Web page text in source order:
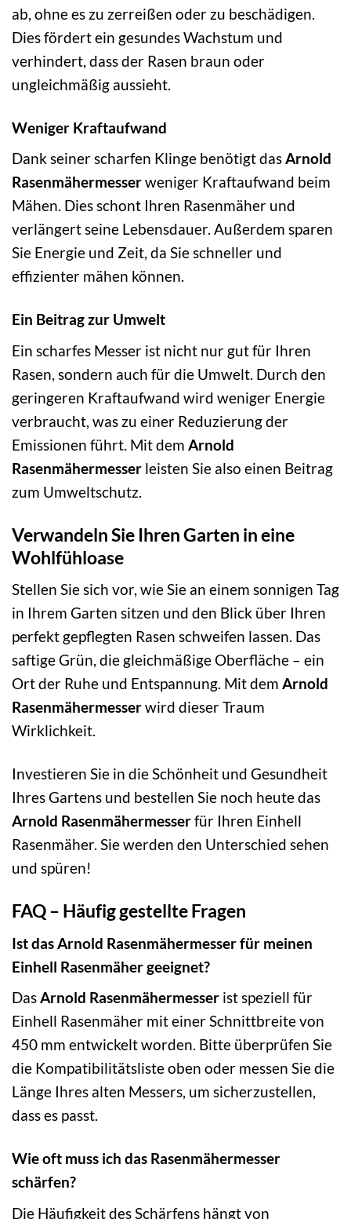
ab, ohne es zu zerreißen oder zu beschädigen.
Dies fördert ein gesundes Wachstum und
verhindert, dass der Rasen braun oder
ungleichmäßig aussieht.
Weniger Kraftaufwand
Dank seiner scharfen Klinge benötigt dasArnold
Rasenmähermesserweniger Kraftaufwand beim
Mähen. Dies schont Ihren Rasenmäher und
verlängert seine Lebensdauer. Außerdem sparen
Sie Energie und Zeit, da Sie schneller und
effizienter mähen können.
Ein Beitrag zur Umwelt
Ein scharfes Messer ist nicht nur gut für Ihren
Rasen, sondern auch für die Umwelt. Durch den
geringeren Kraftaufwand wird weniger Energie
verbraucht, was zu einer Reduzierung der
Emissionen führt. Mit dem Arnold
Rasenmähermesser leisten Sie also einen Beitrag
zum Umweltschutz.
Verwandeln Sie Ihren Garten in eine
Wohlfühloase
Stellen Sie sich vor, wie Sie an einem sonnigen Tag
in Ihrem Garten sitzen und den Blick über Ihren
perfekt gepflegten Rasen schweifen lassen. Das
saftige Grün, die gleichmäßige Oberfläche – ein
Ort der Ruhe und Entspannung. Mit dem Arnold
Rasenmähermesserwird dieser Traum
Wirklichkeit.
Investieren Sie in die Schönheit und Gesundheit
Ihres Gartens und bestellen Sie noch heute das
Arnold Rasenmähermesserfür Ihren Einhell
Rasenmäher. Sie werden den Unterschied sehen
und spüren!
FAQ – Häufig gestellte Fragen
Ist das Arnold Rasenmähermesser für meinen
Einhell Rasenmäher geeignet?
DasArnold Rasenmähermesser ist speziell für
Einhell Rasenmäher mit einer Schnittbreite von
450 mm entwickelt worden. Bitte überprüfen Sie
die Kompatibilitätsliste oben oder messen Sie die
Länge Ihres alten Messers, um sicherzustellen,
dass es passt.
Wie oft muss ich das Rasenmähermesser
schärfen?
Die Häufigkeit des Schärfens hängt von